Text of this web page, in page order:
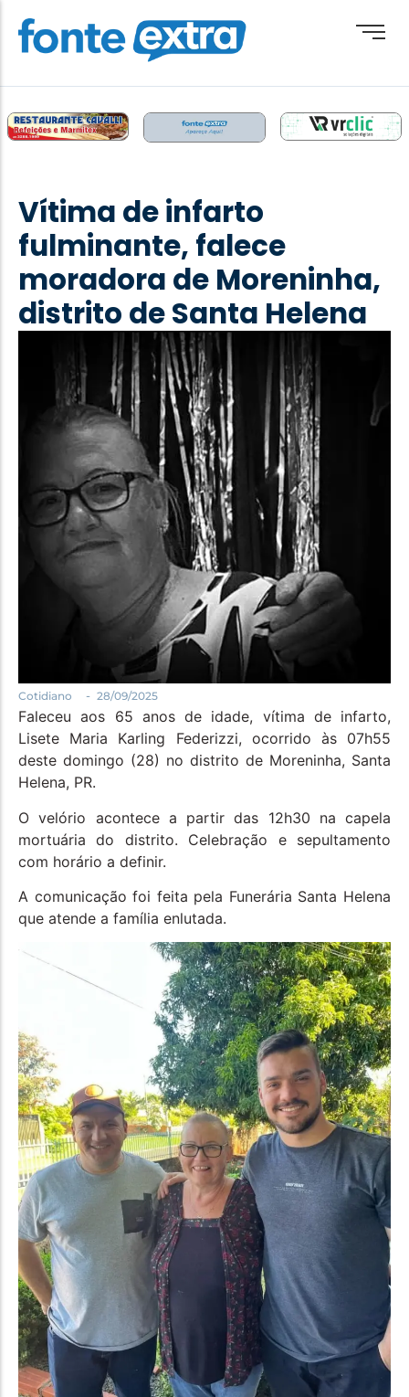
Destaque
Esporte
Geral
Obituário
Paraná
Política
Santa Helena e Região
Saúde e Bem-Estar
Vítima de infarto
fulminante, falece
moradora de Moreninha,
distrito de Santa Helena
Cotidiano - 28/09/2025
Faleceu aos 65 anos de idade, vítima de infarto,
Lisete Maria Karling Federizzi, ocorrido às 07h55
deste domingo (28) no distrito de Moreninha, Santa
Helena, PR.
O velório acontece a partir das 12h30 na capela
mortuária do distrito. Celebração e sepultamento
com horário a definir.
A comunicação foi feita pela Funerária Santa Helena
que atende a família enlutada.